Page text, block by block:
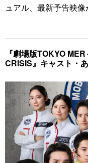
ュアル、最新予告映像
『劇場版TOKYO
CRISIS』キャスト・